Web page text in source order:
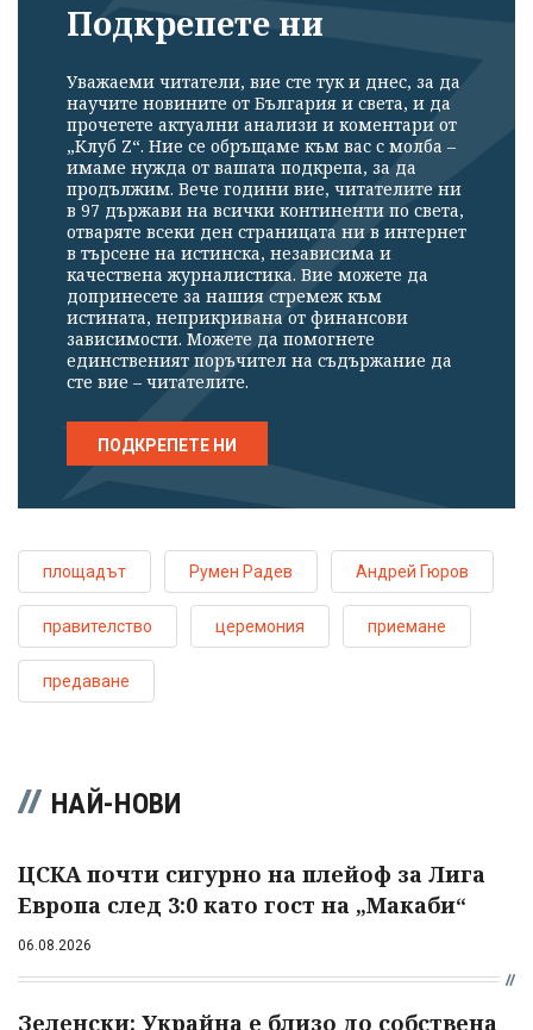
Подкрепете ни
Уважаеми читатели, вие сте тук и днес, за да
научите новините от България и света, и да
прочетете актуални анализи и коментари от
„Клуб Z“. Ние се обръщаме към вас с молба –
имаме нужда от вашата подкрепа, за да
продължим. Вече години вие, читателите ни
в 97 държави на всички континенти по света,
отваряте всеки ден страницата ни в интернет
в търсене на истинска, независима и
качествена журналистика. Вие можете да
допринесете за нашия стремеж към
истината, неприкривана от финансови
зависимости. Можете да помогнете
единственият поръчител на съдържание да
сте вие – читателите.
ПОДКРЕПЕТЕ НИ
площадът Румен Радев Андрей Гюров
правителство церемония приемане
предаване
НАЙ-НОВИ
ЦСКА почти сигурно на плейоф за Лига
Европа след 3:0 като гост на „Макаби“
06.08.2026
Зеленски: Украйна е близо до собствена